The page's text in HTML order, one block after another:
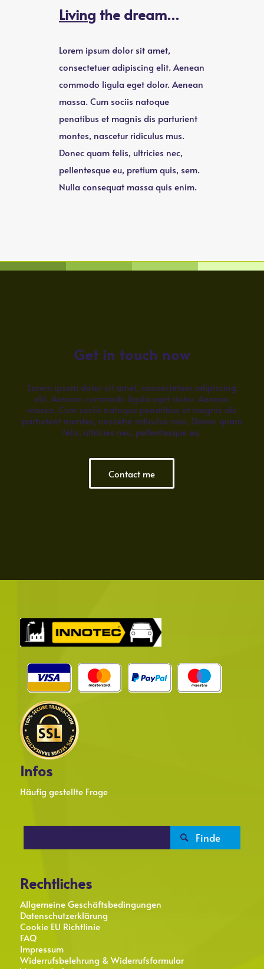
Living the dream…
Lorem ipsum dolor sit amet,
consectetuer adipiscing elit. Aenean
commodo ligula eget dolor. Aenean
massa. Cum sociis natoque
penatibus et magnis dis parturient
montes, nascetur ridiculus mus.
Donec quam felis, ultricies nec,
pellentesque eu, pretium quis, sem.
Nulla consequat massa quis enim.
Get in touch now
Lorem ipsum dolor sit amet, consectetuer adipiscing
elit. Aenean commodo ligula eget dolor. Aenean
massa. Cum sociis natoque penatibus et magnis dis
parturient montes, nascetur ridiculus mus. Donec quam
felis, ultricies nec, pellentesque eu.
Contact me
Infos
Häufig gestellte Frage

Rechtliches
Allgemeine Geschäftsbedingungen
Datenschutzerklärung
Cookie EU Richtlinie
FAQ
Impressum
Widerrufsbelehrung & Widerrufsformular